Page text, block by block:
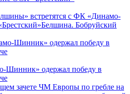
встретятся с ФК «Динамо-
Белшина. Бобруйский
Шинник» одержал победу в